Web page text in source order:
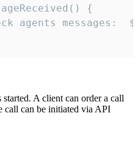
{
A client can order a call
call can be initiated via API